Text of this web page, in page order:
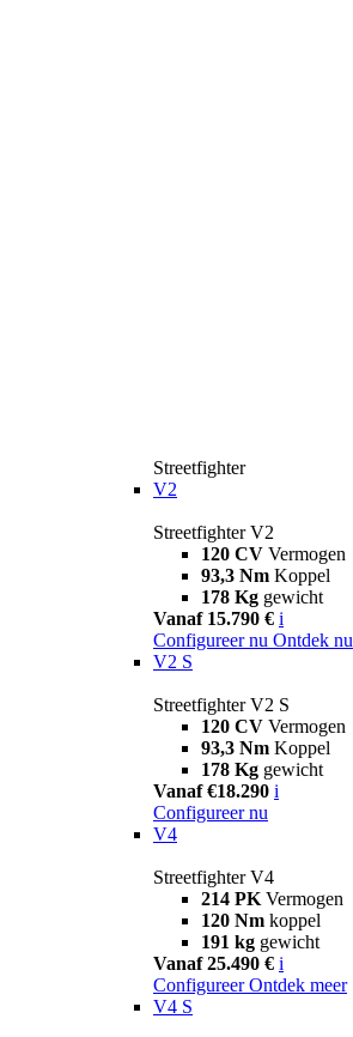
Streetfighter
V2
Streetfighter V2
120 CV Vermogen
93,3 Nm Koppel
178 Kg gewicht
Vanaf 15.790 € i
Configureer nu Ontdek nu
V2 S
Streetfighter V2 S
120 CV Vermogen
93,3 Nm Koppel
178 Kg gewicht
Vanaf €18.290 i
Configureer nu
V4
Streetfighter V4
214 PK Vermogen
120 Nm koppel
191 kg gewicht
Vanaf 25.490 € i
Configureer Ontdek meer
V4 S